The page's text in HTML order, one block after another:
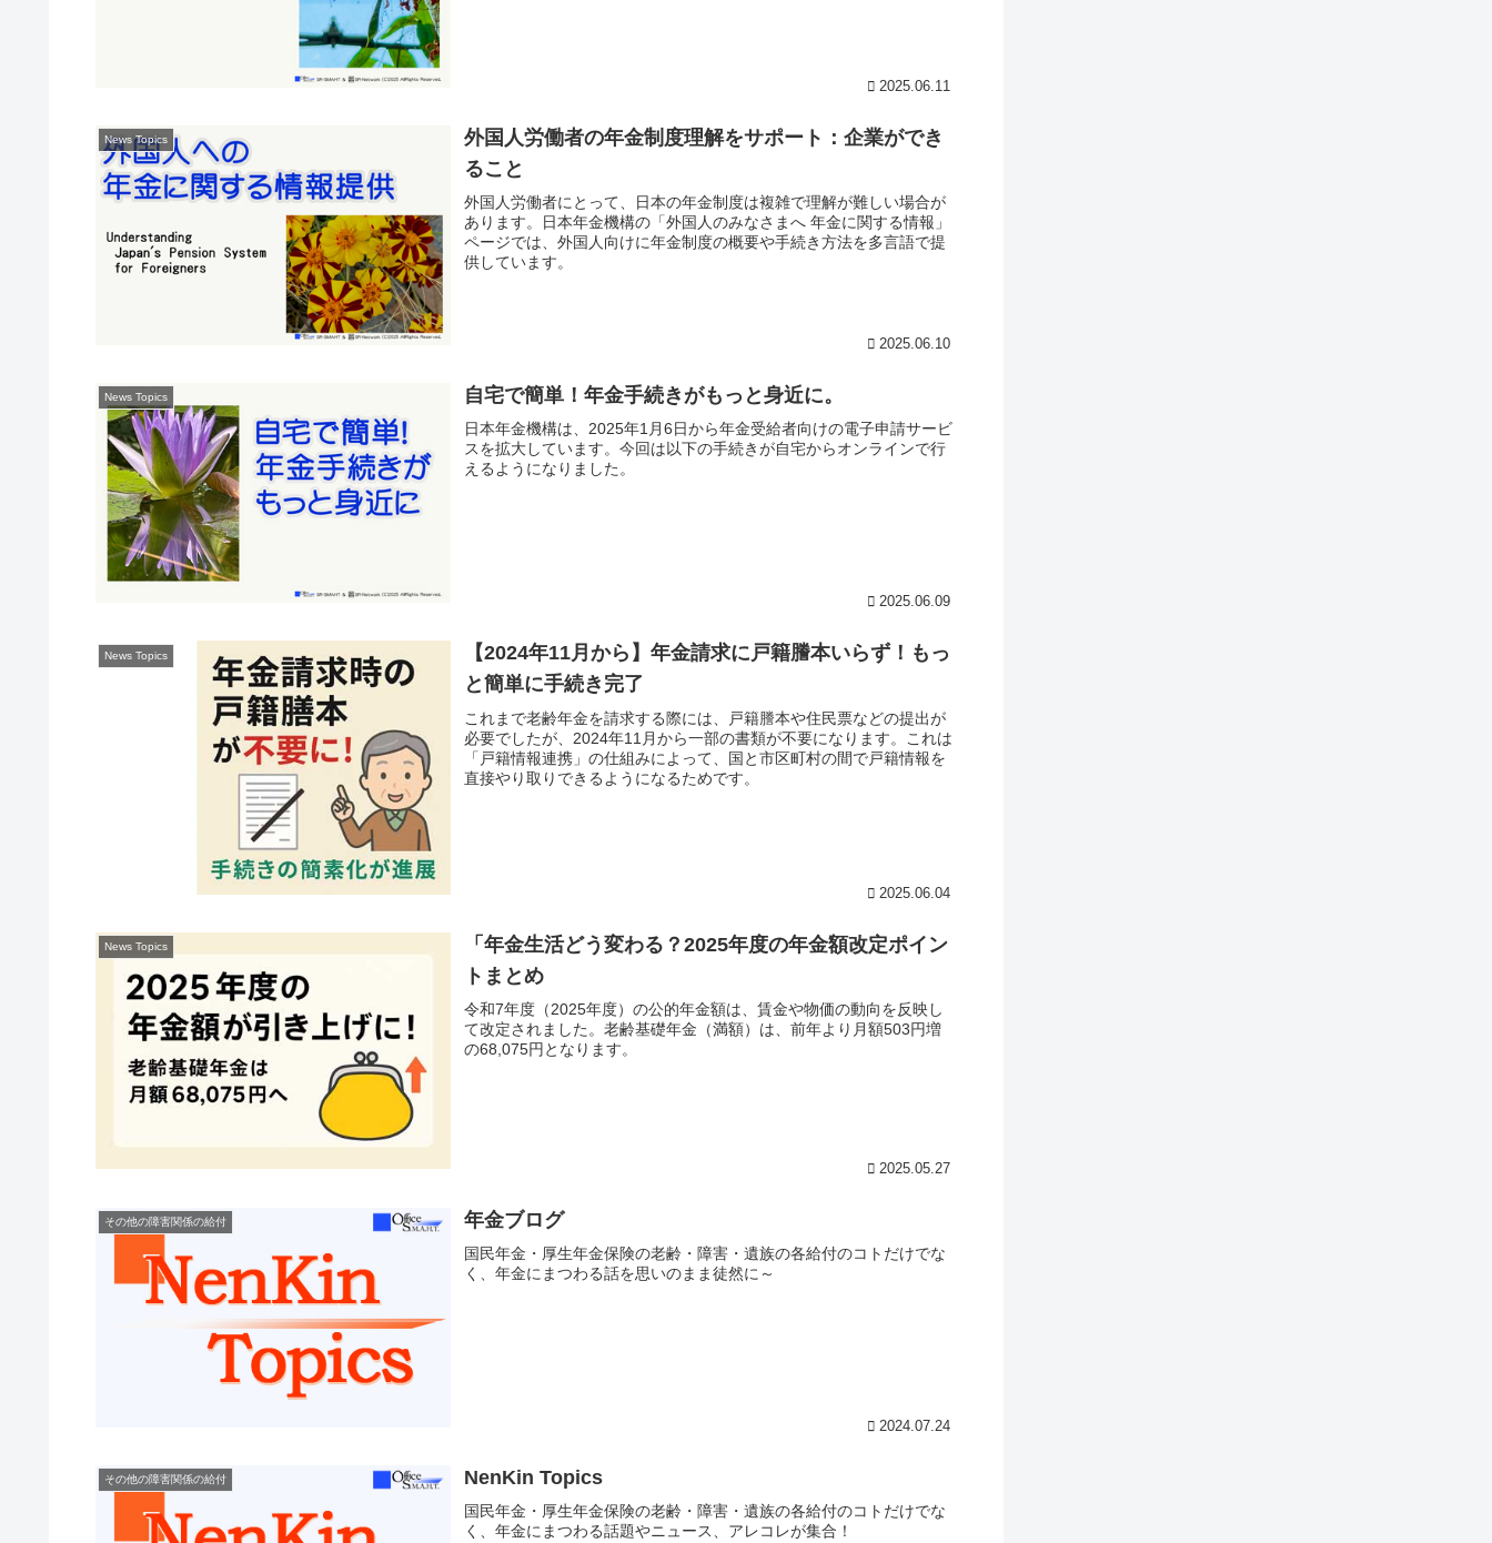
2025.06.11
News Topics
外国人労働者の年金制度理解をサポート：企業ができ
ること
外国人労働者にとって、日本の年金制度は複雑で理解が難しい場合が
あります。日本年金機構の「外国人のみなさまへ 年金に関する情報」
ページでは、外国人向けに年金制度の概要や手続き方法を多言語で提
供しています。
2025.06.10
News Topics 自宅で簡単！年金手続きがもっと身近に。
日本年金機構は、2025年1月6日から年金受給者向けの電子申請サービ
スを拡大しています。今回は以下の手続きが自宅からオンラインで行
えるようになりました。
2025.06.09
News Topics
【2024年11月から】年金請求に戸籍謄本いらず！もっ
と簡単に手続き完了
これまで老齢年金を請求する際には、戸籍謄本や住民票などの提出が
必要でしたが、2024年11月から一部の書類が不要になります。これは
「戸籍情報連携」の仕組みによって、国と市区町村の間で戸籍情報を
直接やり取りできるようになるためです。
2025.06.04
News Topics
「年金生活どう変わる？2025年度の年金額改定ポイン
トまとめ
令和7年度（2025年度）の公的年金額は、賃金や物価の動向を反映し
て改定されました。老齢基礎年金（満額）は、前年より月額503円増
の68,075円となります。
2025.05.27
その他の障害関係の給付 年金ブログ
国民年金・厚生年金保険の老齢・障害・遺族の各給付のコトだけでな
く、年金にまつわる話を思いのまま徒然に～
2024.07.24
その他の障害関係の給付 NenKin Topics
国民年金・厚生年金保険の老齢・障害・遺族の各給付のコトだけでな
く、年金にまつわる話題やニュース、アレコレが集合！